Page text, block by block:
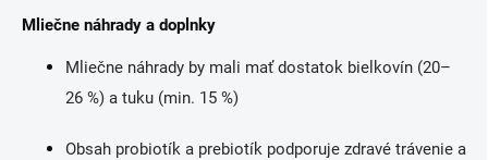
Mliečne náhrady a doplnky
Mliečne náhrady by mali mať dostatok bielkovín (20–
26 %) a tuku (min. 15 %)
Obsah probiotík a prebiotík podporuje zdravé trávenie a